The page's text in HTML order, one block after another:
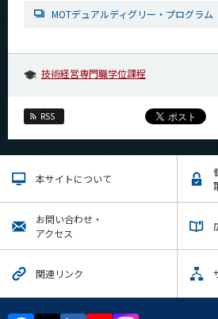
MOTデュアルディグリー・プログラム
技術経営専門職学位課程
RSS
本サイトについて
お問い合わせ・
アクセス
関連リンク
イベントカレンダー
学内向け情報
系詳細情報